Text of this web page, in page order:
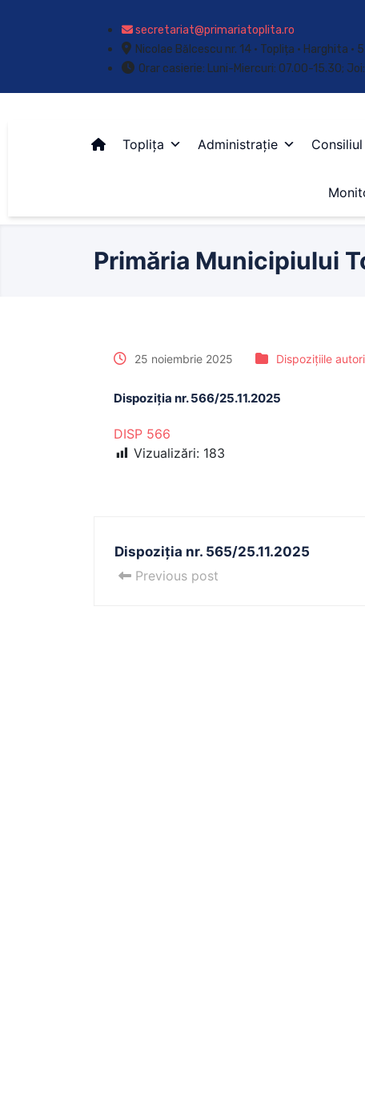
secretariat@primariatoplita.ro
Nicolae Bălcescu nr. 14 • Toplița • Harghita •
Orar casierie: Luni-Miercuri: 07.00-15.30;
Toplița Administrație
Primăria Municipiului
25 noiembrie 2025 Dispozițiile
Dispoziția nr. 566/25.11.2025
DISP 566
Vizualizări: 183
Dispoziția nr. 565/25.11.2025
Previous post